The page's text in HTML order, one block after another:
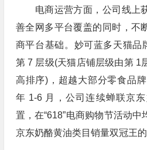
电商运营方面，公司线上
善全网多平台覆盖的同时，不
商平台基础。妙可蓝多天猫品
第 7 层级(天猫店铺层级由第 1
高排序)，超越大部分零食品
年 1-6 月，公司连续蝉联京
置，在“618”电商购物节活动中
京东奶酪黄油类目销量双冠王的